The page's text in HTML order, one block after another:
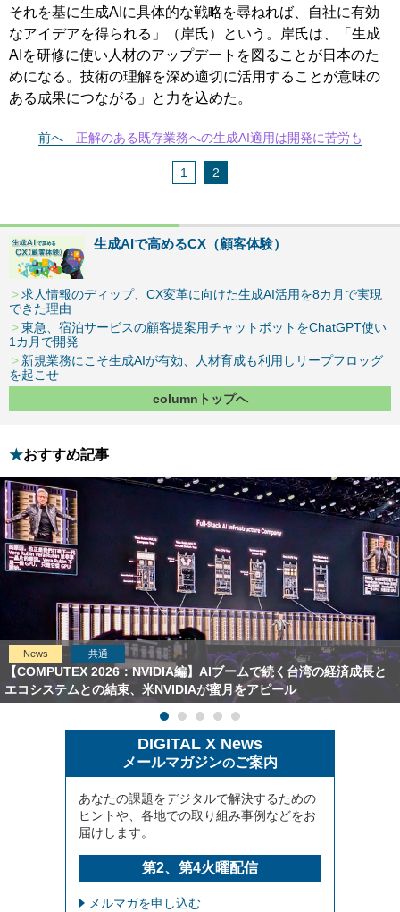
それを基に生成AIに具体的な戦略を尋ねれば、自社に有効
なアイデアを得られる」（岸氏）という。岸氏は、「生成
AIを研修に使い人材のアップデートを図ることが日本のた
めになる。技術の理解を深め適切に活用することが意味の
ある成果につながる」と力を込めた。
前へ 正解のある既存業務への生成AI適用は開発に苦労も
1 2
生成AIで高めるCX（顧客体験）
求人情報のディップ、CX変革に向けた生成AI活用を8カ月で実現
できた理由
東急、宿泊サービスの顧客提案用チャットボットをChatGPT使い
1カ月で開発
新規業務にこそ生成AIが有効、人材育成も利用しリープフロッグ
を起こせ
columnトップへ
おすすめ記事
News 共通
【COMPUTEX 2026：NVIDIA編】AIブームで続く台湾の経済成長と
エコシステムとの結束、米NVIDIAが蜜月をアピール
DIGITAL X News
メールマガジンのご案内
あなたの課題をデジタルで解決するための
ヒントや、各地での取り組み事例などをお
届けします。
第2、第4火曜配信
メルマガを申し込む